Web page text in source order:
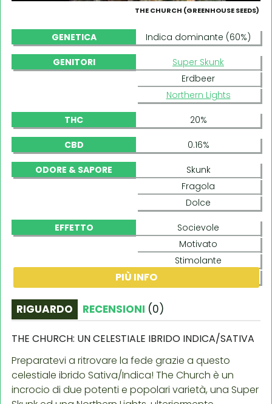
THE CHURCH (GREENHOUSE SEEDS)
GENETICA Indica dominante (60%)
GENITORI
Super Skunk
Erdbeer
Northern Lights
THC 20%
CBD 0.16%
ODORE & SAPORE
Skunk
Fragola
Dolce
EFFETTO
Socievole
Motivato
Stimolante
PIÙ INFO
RIGUARDO RECENSIONI (0)
THE CHURCH: UN CELESTIALE IBRIDO INDICA/SATIVA
Preparatevi a ritrovare la fede grazie a questo
celestiale ibrido Sativa/Indica! The Church è un
incrocio di due potenti e popolari varietà, una Super